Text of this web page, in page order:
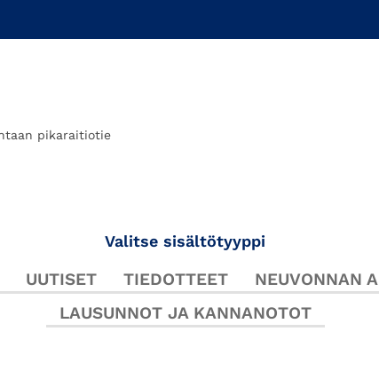
pikaraitiotie
Valitse sisältötyyppi
UUTISET TIEDOTTEET NEUVONNAN
LAUSUNNOT JA KANNANOTOT